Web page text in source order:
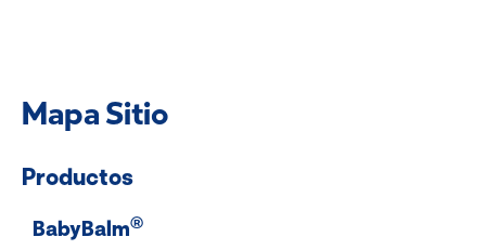
Mapa Sitio
Productos
BabyBalm®